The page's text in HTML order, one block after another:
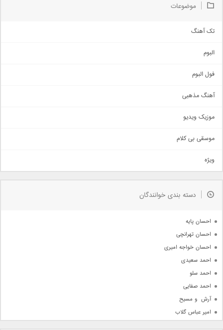
موضوعات
تک آهنگ
اجتماعی
حماسی
سنتی
اهنگ بندرعباسی
دمو
مذهبی
جدیدترین ها
البوم
فول البوم
آهنگ مذهبی
موزیک ویدیو
موسقی بی کلام
ویژه
دسته بندی خوانندگان
احسان پایه
احسان تهرانچی
احسان خواجه امیری
احمد سعیدی
احمد سلو
احمد صفایی
آرش  و مسیح
امیر عباس گلاب